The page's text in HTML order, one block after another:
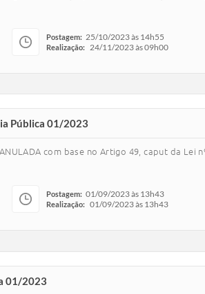
Postagem: 25/10/2023 às 14h55
Realização: 24/11/2023 às 09h00
Pública 01/2023
com base no Artigo 49, caput da
Postagem: 01/09/2023 às 13h43
Realização: 01/09/2023 às 13h43
01/2023